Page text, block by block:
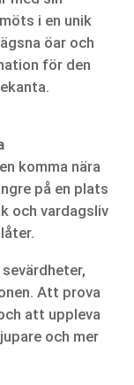
i en unik
öar och
för den
komma nära
på en plats
och vardagsliv
Att prova
att uppleva
och mer